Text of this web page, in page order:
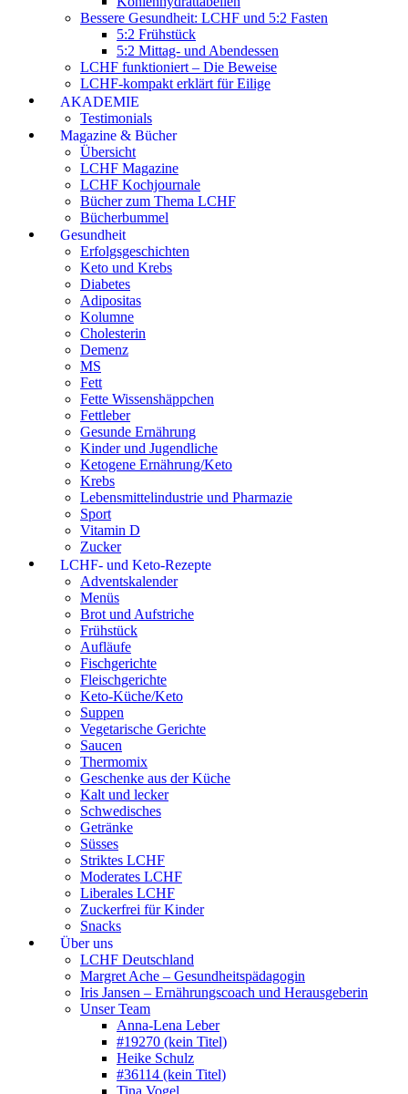
Bessere Gesundheit: LCHF und 5:2 Fasten
5:2 Frühstück
5:2 Mittag- und Abendessen
LCHF funktioniert – Die Beweise
LCHF-kompakt erklärt für Eilige
AKADEMIE
Testimonials
Magazine & Bücher
Übersicht
LCHF Magazine
LCHF Kochjournale
Bücher zum Thema LCHF
Bücherbummel
Gesundheit
Erfolgsgeschichten
Keto und Krebs
Diabetes
Adipositas
Kolumne
Cholesterin
Demenz
MS
Fett
Fette Wissenshäppchen
Fettleber
Gesunde Ernährung
Kinder und Jugendliche
Ketogene Ernährung/Keto
Krebs
Lebensmittelindustrie und Pharmazie
Sport
Vitamin D
Zucker
LCHF- und Keto-Rezepte
Adventskalender
Menüs
Brot und Aufstriche
Frühstück
Aufläufe
Fischgerichte
Fleischgerichte
Keto-Küche/Keto
Suppen
Vegetarische Gerichte
Saucen
Thermomix
Geschenke aus der Küche
Kalt und lecker
Schwedisches
Getränke
Süsses
Striktes LCHF
Moderates LCHF
Liberales LCHF
Zuckerfrei für Kinder
Snacks
Über uns
LCHF Deutschland
Margret Ache – Gesundheitspädagogin
Iris Jansen – Ernährungscoach und Herausgeberin
Unser Team
Anna-Lena Leber
#19270 (kein Titel)
Heike Schulz
#36114 (kein Titel)
Tina Vogel